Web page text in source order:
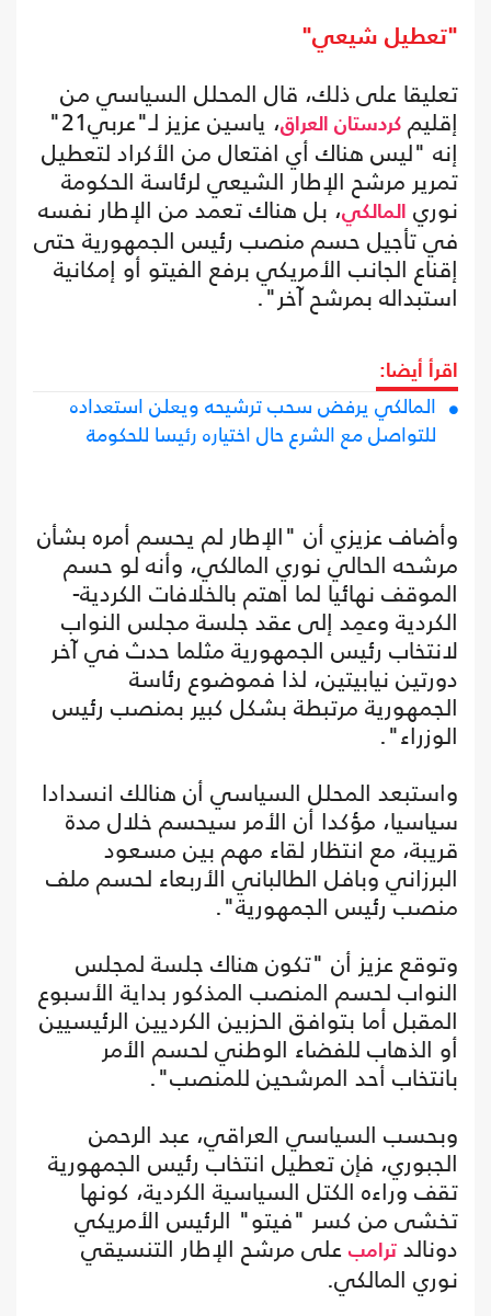
"تعطيل شيعي"
تعليقا على ذلك، قال المحلل السياسي من
إقليم كردستان العراق
، ياسين عزيز لـ"عربي21"
إنه "ليس هناك أي افتعال من الأكراد لتعطيل
تمرير مرشح الإطار الشيعي لرئاسة الحكومة
نوري المالكي، بل هناك تعمد من الإطار نفسه
في تأجيل حسم منصب رئيس الجمهورية حتى
إقناع الجانب الأمريكي برفع الفيتو أو إمكانية
استبداله بمرشح آخر".
اقرأ أيضا:
المالكي يرفض سحب ترشيحه ويعلن استعداده
للتواصل مع الشرع حال اختياره رئيسا للحكومة
وأضاف عزيزي أن "الإطار لم يحسم أمره بشأن
مرشحه الحالي نوري المالكي، وأنه لو حسم
الموقف نهائيا لما اهتم بالخلافات الكردية-
الكردية وعمِد إلى عقد جلسة مجلس النواب
لانتخاب رئيس الجمهورية مثلما حدث في آخر
دورتين نيابيتين، لذا فموضوع رئاسة
الجمهورية مرتبطة بشكل كبير بمنصب رئيس
الوزراء".
واستبعد المحلل السياسي أن هنالك انسدادا
سياسيا، مؤكدا أن الأمر سيحسم خلال مدة
قريبة، مع انتظار لقاء مهم بين مسعود
البرزاني وبافل الطالباني الأربعاء لحسم ملف
منصب رئيس الجمهورية".
وتوقع عزيز أن "تكون هناك جلسة لمجلس
النواب لحسم المنصب المذكور بداية الأسبوع
المقبل أما بتوافق الحزبين الكرديين الرئيسيين
أو الذهاب للفضاء الوطني لحسم الأمر
بانتخاب أحد المرشحين للمنصب".
وبحسب السياسي العراقي، عبد الرحمن
الجبوري، فإن تعطيل انتخاب رئيس الجمهورية
تقف وراءه الكتل السياسية الكردية، كونها
تخشى من كسر "فيتو" الرئيس الأمريكي
دونالد ترامب على مرشح الإطار التنسيقي
نوري المالكي.